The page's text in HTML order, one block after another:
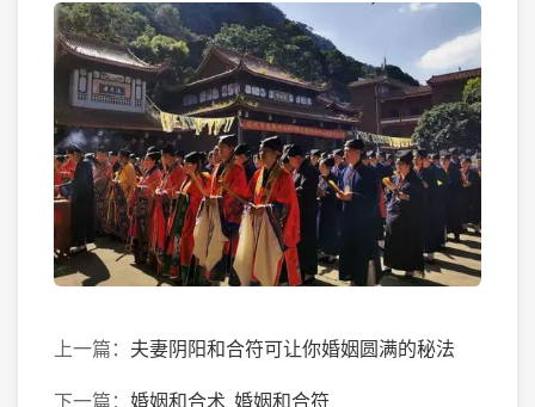
上一篇： 夫妻阴阳和合符可让你婚姻圆满的秘法
下一篇： 婚姻和合术_婚姻和合符